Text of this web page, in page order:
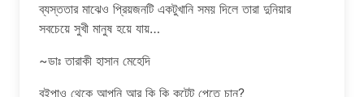
ব্যস্ততার মাঝেও প্রিয়জনটি একটুখানি সময় দিলে তারা দুনিয়ার
সবচেয়ে সুখী মানুষ হয়ে যায়…
~ডাঃ তারাকী হাসান মেহেদি
বইপাও থেকে আপনি আর কি কি কন্টেন্ট পেতে চান?